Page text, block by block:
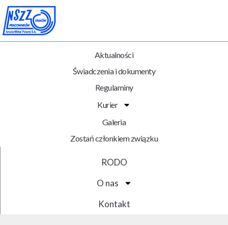
RODO
O nas
Kontakt
Aktualności
Świadczenia i dokumenty
Regulaminy
Kurier
Galeria
Zostań członkiem związku